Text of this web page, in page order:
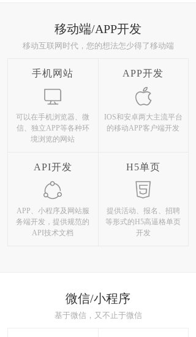
移动端/APP开发
移动互联网时代，您的想法怎少得了移动端
手机网站
可以在手机浏览器、微
信、独立APP等各种环
境浏览的网站
APP开发
IOS和安卓两大主流平台
的移动APP客户端开发
API开发
APP、小程序及网站服
务端开发，提供规范的
API技术文档
H5单页
提供活动、报名、招聘
等形式的H5高逼格单页
开发
微信/小程序
基于微信，又不止于微信